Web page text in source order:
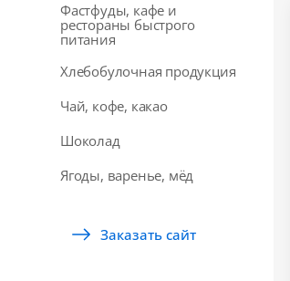
Фастфуды, кафе и
рестораны быстрого
питания
Хлебобулочная продукция
Чай, кофе, какао
Шоколад
Ягоды, варенье, мёд
Заказать сайт